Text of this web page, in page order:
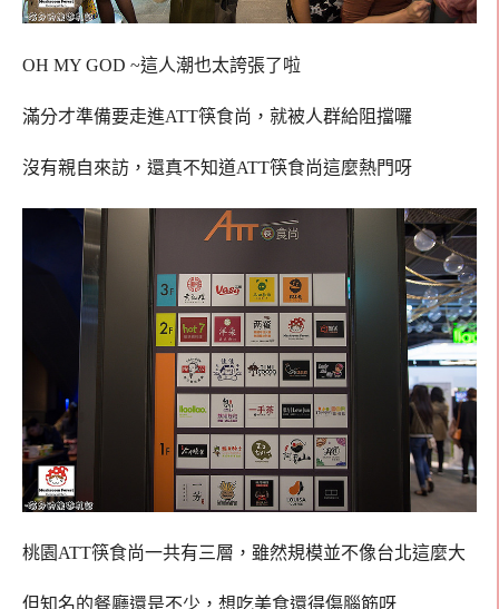
OH MY GOD ~這人潮也太誇張了啦
滿分才準備要走進ATT筷食尚，就被人群給阻擋囉
沒有親自來訪，還真不知道ATT筷食尚這麼熱門呀
桃園ATT筷食尚一共有三層，雖然規模並不像台北這麼大
但知名的餐廳還是不少，想吃美食還得傷腦筋呀